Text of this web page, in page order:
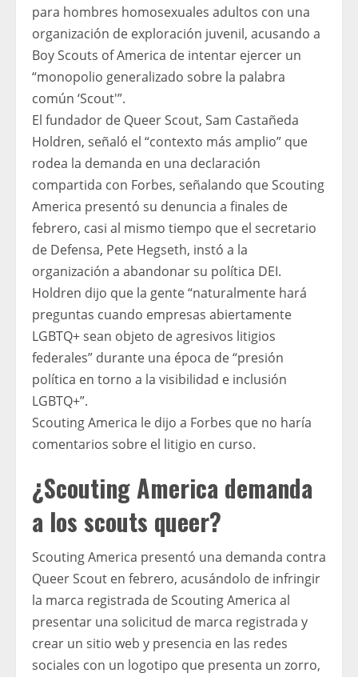
para hombres homosexuales adultos con una
organización de exploración juvenil, acusando a
Boy Scouts of America de intentar ejercer un
“monopolio generalizado sobre la palabra
común ‘Scout'”.
El fundador de Queer Scout, Sam Castañeda
Holdren, señaló el “contexto más amplio” que
rodea la demanda en una declaración
compartida con Forbes, señalando que Scouting
America presentó su denuncia a finales de
febrero, casi al mismo tiempo que el secretario
de Defensa, Pete Hegseth, instó a la
organización a abandonar su política DEI.
Holdren dijo que la gente “naturalmente hará
preguntas cuando empresas abiertamente
LGBTQ+ sean objeto de agresivos litigios
federales” durante una época de “presión
política en torno a la visibilidad e inclusión
LGBTQ+”.
Scouting America le dijo a Forbes que no haría
comentarios sobre el litigio en curso.
¿Scouting America demanda
a los scouts queer?
Scouting America presentó una demanda contra
Queer Scout en febrero, acusándolo de infringir
la marca registrada de Scouting America al
presentar una solicitud de marca registrada y
crear un sitio web y presencia en las redes
sociales con un logotipo que presenta un zorro,